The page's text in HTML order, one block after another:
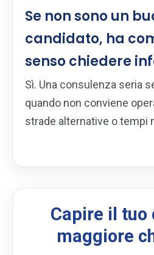
Se non sono un
candidato, ha
senso chiedere
Sì. Una consulenza seria
quando non conviene
strade alternative o tempi
Capire il tuo
maggiore